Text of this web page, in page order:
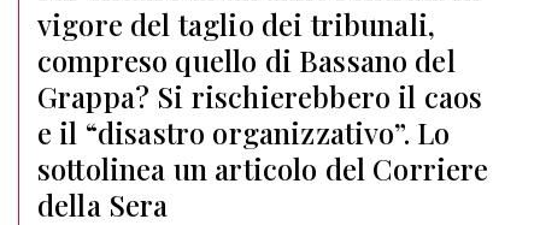
vigore del taglio dei tribunali,
compreso quello di Bassano del
Grappa? Si rischierebbero il caos
e il “disastro organizzativo”. Lo
sottolinea un articolo del Corriere
della Sera